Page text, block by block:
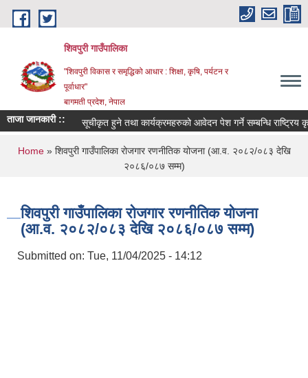
Skip to main content
शिवपुरी गाउँपालिका
"शिवपुरी विकास र समृद्धिको आधार : शिक्षा, कृषि, पर्यटन र
पूर्वाधार"
बागमती प्रदेश, नेपाल
ताजा जानकारी :: सूचीकृत हुने तथा कार्यक्रमहरुको आवेदन पेश गर्ने सम्बन्धि राष्ट्रिय
You are here
Home» शिवपुरी गाउँपालिका रोजगार रणनीतिक योजना (आ.व. २०८२/०८३ देखि
२०८६/०८७ सम्म)
शिवपुरी गाउँपालिका रोजगार रणनीतिक योजना
(आ.व. २०८२/०८३ देखि २०८६/०८७ सम्म)
Submitted on: Tue, 11/04/2025 - 14:12